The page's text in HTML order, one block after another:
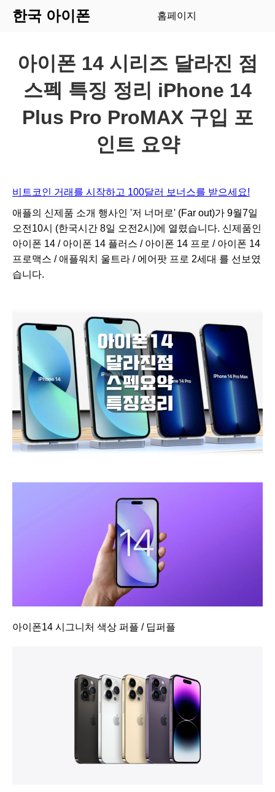
한국 아이폰 홈페이지
아이폰 14 시리즈 달라진 점
스펙 특징 정리 iPhone 14
Plus Pro ProMAX 구입 포
인트 요약
비트코인 거래를 시작하고 100달러 보너스를 받으세요!
애플의 신제품 소개 행사인 '저 너머로' (Far out)가 9월7일
오전10시 (한국시간 8일 오전2시)에 열렸습니다. 신제품인
아이폰 14 / 아이폰 14 플러스 / 아이폰 14 프로 / 아이폰 14
프로맥스 / 애플워치 울트라 / 에어팟 프로 2세대 를 선보였
습니다.
아이폰14 시그니처 색상 퍼플 / 딥퍼플